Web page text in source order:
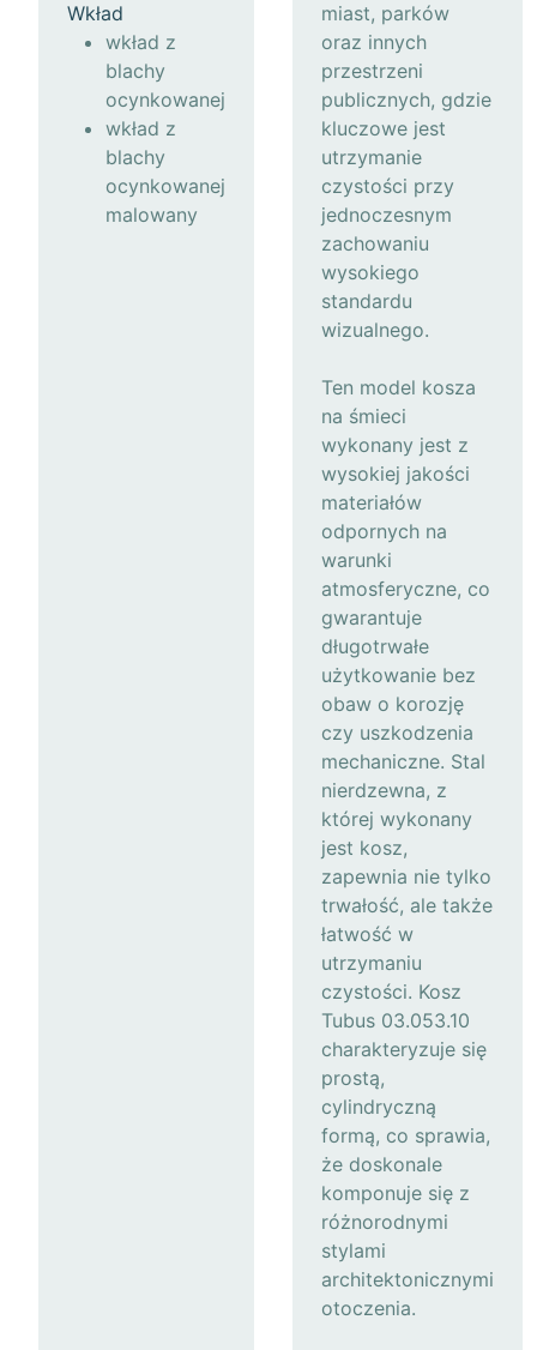
Wkład
wkład z
blachy
ocynkowanej
wkład z
blachy
ocynkowanej
malowany
miast, parków
oraz innych
przestrzeni
publicznych, gdzie
kluczowe jest
utrzymanie
czystości przy
jednoczesnym
zachowaniu
wysokiego
standardu
wizualnego.
Ten model kosza
na śmieci
wykonany jest z
wysokiej jakości
materiałów
odpornych na
warunki
atmosferyczne, co
gwarantuje
długotrwałe
użytkowanie bez
obaw o korozję
czy uszkodzenia
mechaniczne. Stal
nierdzewna, z
której wykonany
jest kosz,
zapewnia nie tylko
trwałość, ale także
łatwość w
utrzymaniu
czystości. Kosz
Tubus 03.053.10
charakteryzuje się
prostą,
cylindryczną
formą, co sprawia,
że doskonale
komponuje się z
różnorodnymi
stylami
architektonicznymi
otoczenia.